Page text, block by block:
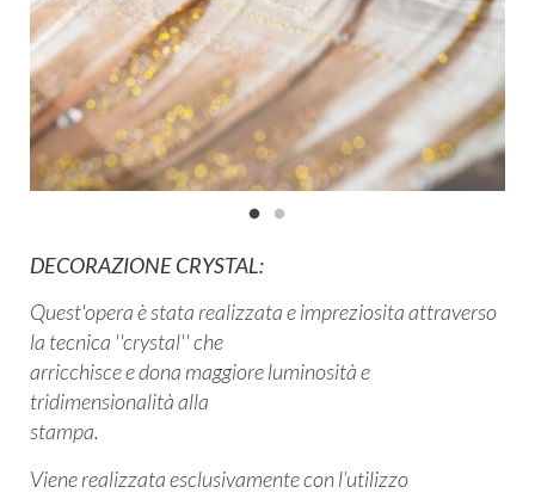
DECORAZIONE CRYSTAL:
Quest'opera è stata realizzata e impreziosita attraverso
la tecnica ''crystal'' che
arricchisce e dona maggiore luminosità e
tridimensionalità alla
stampa.
Viene realizzata esclusivamente con l’utilizzo